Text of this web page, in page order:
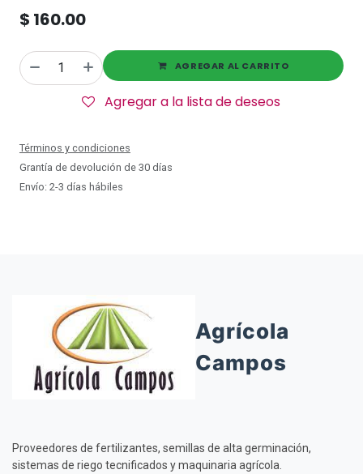
$ 160.00
AGREGAR AL CARRITO
Agregar a la lista de deseos
Términos y condiciones
Grantía de devolución de 30 días
Envío: 2-3 días hábiles
Agrícola
Campos
Proveedores de fertilizantes, semillas de alta germinación,
sistemas de riego tecnificados y maquinaria agrícola.